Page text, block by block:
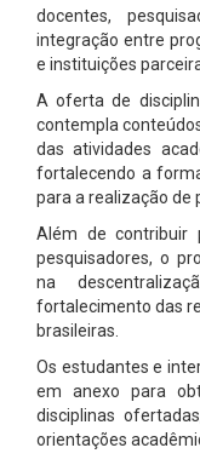
docentes,
integração entre
e instituições
A oferta de
contempla
das atividades
fortalecendo a
para a realização de
Além de contribuir
pesquisadores, o
na
fortalecimento das
brasileiras.
Os estudantes e
em anexo para
disciplinas
orientações